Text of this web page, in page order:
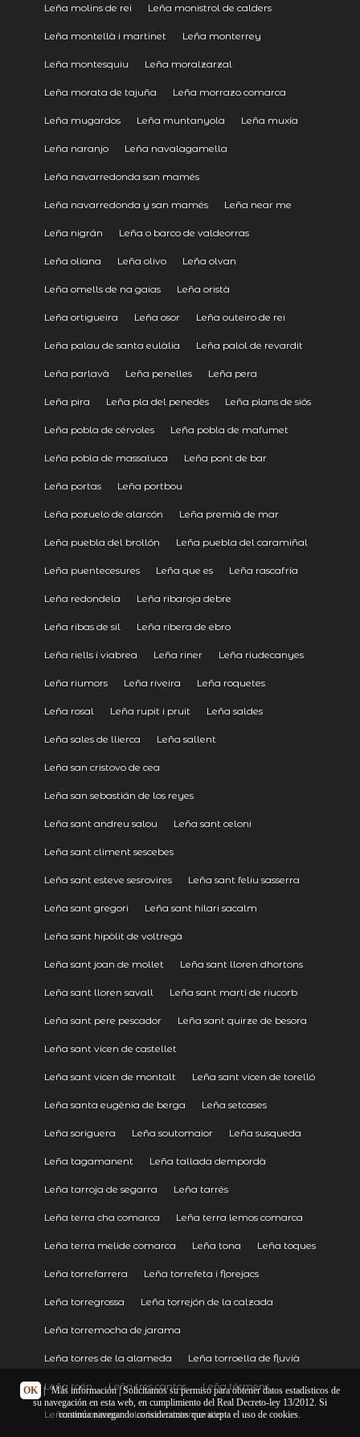
Leña molins de rei Leña monistrol de calders
Leña montellà i martinet Leña monterrey
Leña montesquiu Leña moralzarzal
Leña morata de tajuña Leña morrazo comarca
Leña mugardos Leña muntanyola Leña muxía
Leña naranjo Leña navalagamella
Leña navarredonda san mamés
Leña navarredonda y san mamés Leña near me
Leña nigrán Leña o barco de valdeorras
Leña oliana Leña olivo Leña olvan
Leña omells de na gaias Leña oristà
Leña ortigueira Leña osor Leña outeiro de rei
Leña palau de santa eulàlia Leña palol de revardit
Leña parlavà Leña penelles Leña pera
Leña pira Leña pla del penedès Leña plans de siós
Leña pobla de cérvoles Leña pobla de mafumet
Leña pobla de massaluca Leña pont de bar
Leña portas Leña portbou
Leña pozuelo de alarcón Leña premià de mar
Leña puebla del brollón Leña puebla del caramiñal
Leña puentecesures Leña que es Leña rascafría
Leña redondela Leña ribaroja debre
Leña ribas de sil Leña ribera de ebro
Leña riells i viabrea Leña riner Leña riudecanyes
Leña riumors Leña riveira Leña roquetes
Leña rosal Leña rupit i pruit Leña saldes
Leña sales de llierca Leña sallent
Leña san cristovo de cea
Leña san sebastián de los reyes
Leña sant andreu salou Leña sant celoni
Leña sant climent sescebes
Leña sant esteve sesrovires Leña sant feliu sasserra
Leña sant gregori Leña sant hilari sacalm
Leña sant hipòlit de voltregà
Leña sant joan de mollet Leña sant lloren dhortons
Leña sant lloren savall Leña sant martí de riucorb
Leña sant pere pescador Leña sant quirze de besora
Leña sant vicen de castellet
Leña sant vicen de montalt Leña sant vicen de torelló
Leña santa eugènia de berga Leña setcases
Leña soriguera Leña soutomaior Leña susqueda
Leña tagamanent Leña tallada dempordà
Leña tarroja de segarra Leña tarrés
Leña terra cha comarca Leña terra lemos comarca
Leña terra melide comarca Leña tona Leña toques
Leña torrefarrera Leña torrefeta i florejacs
Leña torregrossa Leña torrejón de la calzada
Leña torremocha de jarama
Leña torres de la alameda Leña torroella de fluvià
Leña toén Leña tres cantos Leña térmens
Leña vacarisses Leña valdemorillo
OK | Más información| Solicitamos su permiso para obtener datos estadísticos de
su navegación en esta web, en cumplimiento del Real Decreto-ley 13/2012. Si
continúa navegando consideramos que acepta el uso de cookies.